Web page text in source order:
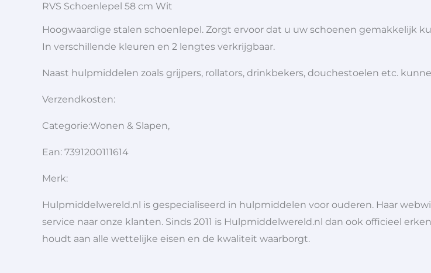
RVS Schoenlepel 58 cm Wit
Hoogwaardige stalen schoenlepel. Zorgt ervoor dat u uw schoenen gemakkelijk
In verschillende kleuren en 2 lengtes verkrijgbaar.
Naast hulpmiddelen zoals grijpers, rollators, drinkbekers, douchestoelen etc.
Verzendkosten:
Categorie:Wonen & Slapen,
Ean: 7391200111614
Merk:
Hulpmiddelwereld.nl is gespecialiseerd in hulpmiddelen voor ouderen. Haar
service naar onze klanten. Sinds 2011 is Hulpmiddelwereld.nl dan ook officieel
houdt aan alle wettelijke eisen en de kwaliteit waarborgt.